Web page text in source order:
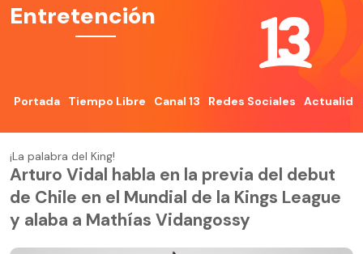
Entretención
Portada Tiempo Libre Canal 13 Redes Sociales
¡La palabra del King!
Arturo Vidal habla en la previa del debut
de Chile en el Mundial de la Kings League
y alaba a Mathías Vidangossy